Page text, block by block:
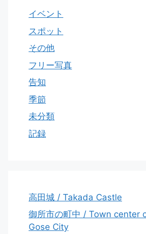
イベント
スポット
その他
フリー写真
告知
季節
未分類
記録
高田城 / Takada Castle
御所市の町中 / Town center
Gose City